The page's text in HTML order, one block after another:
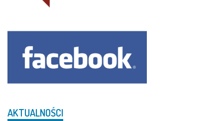
AKTUALNOŚCI